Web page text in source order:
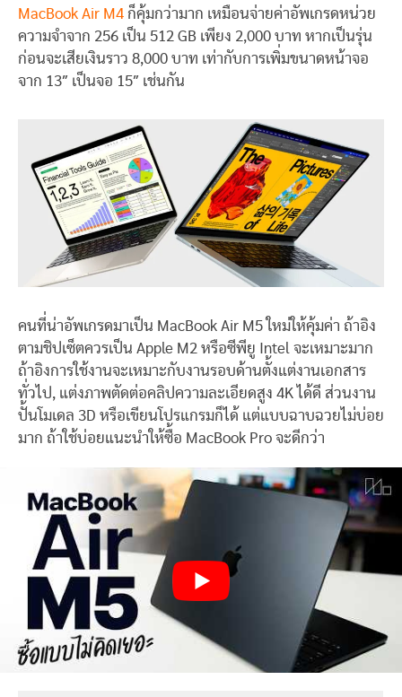
MacBook Air M4 ก็คุ้มกว่ามาก เหมือนจ่ายค่าอัพเกรดหน่วย
ความจำจาก 256 เป็น 512 GB เพียง 2,000 บาท หากเป็นรุ่น
ก่อนจะเสียเงินราว 8,000 บาท เท่ากับการเพิ่มขนาดหน้าจอ
จาก 13″ เป็นจอ 15″ เช่นกัน
คนที่น่าอัพเกรดมาเป็น MacBook Air M5 ใหม่ให้คุ้มค่า ถ้าอิง
ตามชิปเซ็ตควรเป็น Apple M2 หรือซีพียู Intel จะเหมาะมาก
ถ้าอิงการใช้งานจะเหมาะกับงานรอบด้านตั้งแต่งานเอกสาร
ทั่วไป, แต่งภาพตัดต่อคลิปความละเอียดสูง 4K ได้ดี ส่วนงาน
ปั้นโมเดล 3D หรือเขียนโปรแกรมก็ได้ แต่แบบฉาบฉวยไม่บ่อย
มาก ถ้าใช้บ่อยแนะนำให้ซื้อ MacBook Pro จะดีกว่า